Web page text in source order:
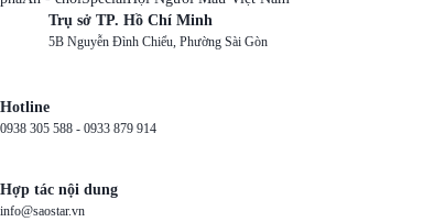
Trụ sở TP. Hồ Chí Minh
5B Nguyễn Đình Chiểu, Phường Sài Gòn
Hotline
0938 305 588 - 0933 879 914
Hợp tác nội dung
info@saostar.vn